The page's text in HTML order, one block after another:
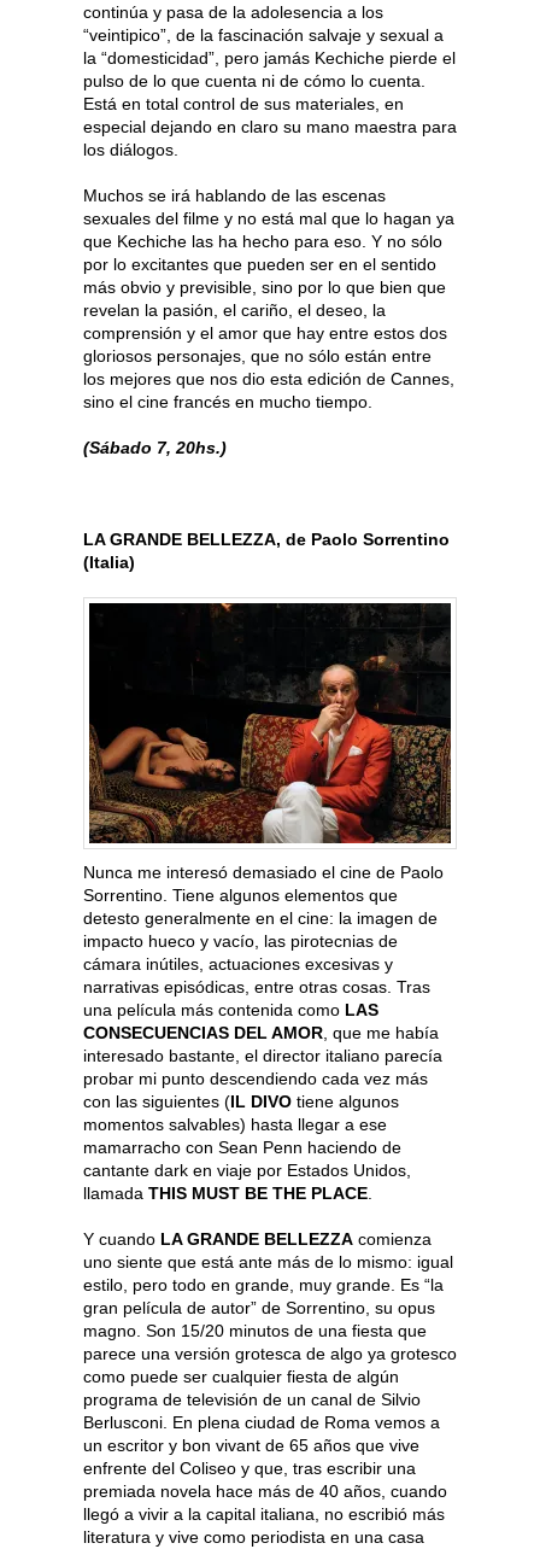
continúa y pasa de la adolesencia a los
“veintipico”, de la fascinación salvaje y sexual a
la “domesticidad”, pero jamás Kechiche pierde el
pulso de lo que cuenta ni de cómo lo cuenta.
Está en total control de sus materiales, en
especial dejando en claro su mano maestra para
los diálogos.
Muchos se irá hablando de las escenas
sexuales del filme y no está mal que lo hagan ya
que Kechiche las ha hecho para eso. Y no sólo
por lo excitantes que pueden ser en el sentido
más obvio y previsible, sino por lo que bien que
revelan la pasión, el cariño, el deseo, la
comprensión y el amor que hay entre estos dos
gloriosos personajes, que no sólo están entre
los mejores que nos dio esta edición de Cannes,
sino el cine francés en mucho tiempo.
(Sábado 7, 20hs.)
LA GRANDE BELLEZZA, de Paolo Sorrentino
(Italia)
Nunca me interesó demasiado el cine de Paolo
Sorrentino. Tiene algunos elementos que
detesto generalmente en el cine: la imagen de
impacto hueco y vacío, las pirotecnias de
cámara inútiles, actuaciones excesivas y
narrativas episódicas, entre otras cosas. Tras
una película más contenida como LAS
CONSECUENCIAS DEL AMOR , que me había
interesado bastante, el director italiano parecía
probar mi punto descendiendo cada vez más
con las siguientes (IL DIVO tiene algunos
momentos salvables) hasta llegar a ese
mamarracho con Sean Penn haciendo de
cantante dark en viaje por Estados Unidos,
llamada THIS MUST BE THE PLACE
Y cuando LA GRANDE BELLEZZA comienza
uno siente que está ante más de lo mismo: igual
estilo, pero todo en grande, muy grande. Es “la
gran película de autor” de Sorrentino, su opus
magno. Son 15/20 minutos de una fiesta que
parece una versión grotesca de algo ya grotesco
como puede ser cualquier fiesta de algún
programa de televisión de un canal de Silvio
Berlusconi. En plena ciudad de Roma vemos a
un escritor y bon vivant de 65 años que vive
enfrente del Coliseo y que, tras escribir una
premiada novela hace más de 40 años, cuando
llegó a vivir a la capital italiana, no escribió más
literatura y vive como periodista en una casa